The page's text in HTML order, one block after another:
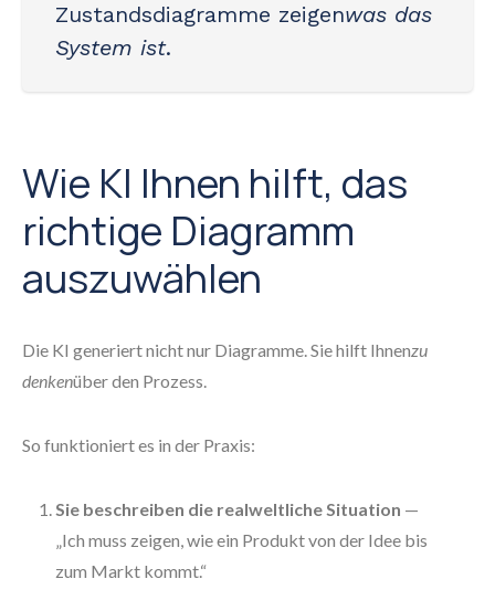
Zustandsdiagramme zeigenwas das
System ist.
Wie KI Ihnen hilft, das
richtige Diagramm
auszuwählen
Die KI generiert nicht nur Diagramme. Sie hilft Ihnenzu
denkenüber den Prozess.
So funktioniert es in der Praxis:
Sie beschreiben die realweltliche Situation —
„Ich muss zeigen, wie ein Produkt von der Idee bis
zum Markt kommt.“